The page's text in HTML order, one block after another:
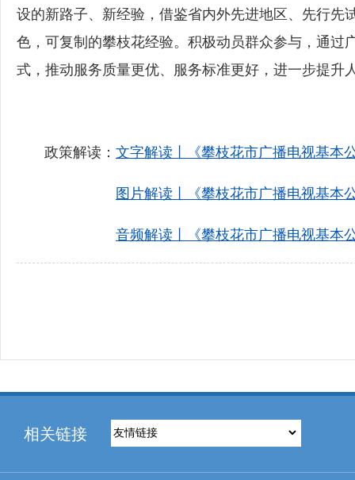
设的新路子、新经验，借鉴省内外先进地区、先行先
色，可复制的攀枝花经验。积极动员群众参与，通过
式，推动服务质量更优、服务标准更好，进一步提升
政策解读： 文字解读丨《攀枝花市广播电视基本
图片解读丨《攀枝花市广播电视基本
音频解读丨《攀枝花市广播电视基本
相关链接